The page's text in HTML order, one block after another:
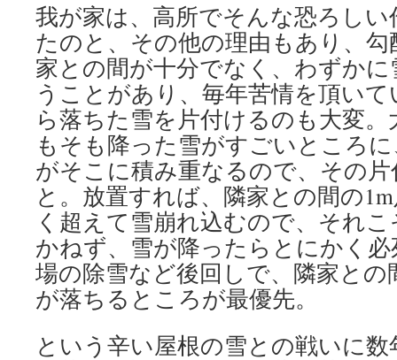
我が家は、高所でそんな恐ろし
たのと、その他の理由もあり、
家との間が十分でなく、わずか
うことがあり、毎年苦情を頂い
ら落ちた雪を片付けるのも大変
もそも降った雪がすごいところ
がそこに積み重なるので、その
と。放置すれば、隣家との間の
く超えて雪崩れ込むので、それ
かねず、雪が降ったらとにかく
場の除雪など後回しで、隣家と
が落ちるところが最優先。
という辛い屋根の雪との戦いに